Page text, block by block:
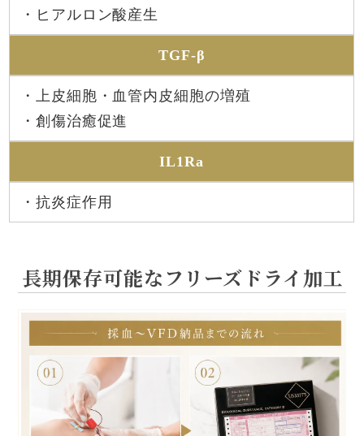
・ヒアルロン酸産生
TGF-β
・上皮細胞・血管内皮細胞の増殖
・創傷治癒促進
IL1Ra
・抗炎症作用
長期保存可能なフリーズドライ加工